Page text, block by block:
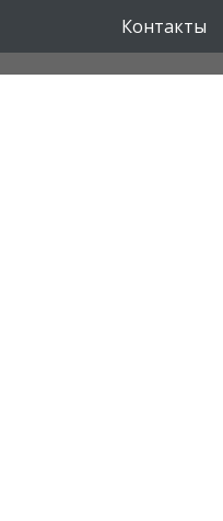
Контакты